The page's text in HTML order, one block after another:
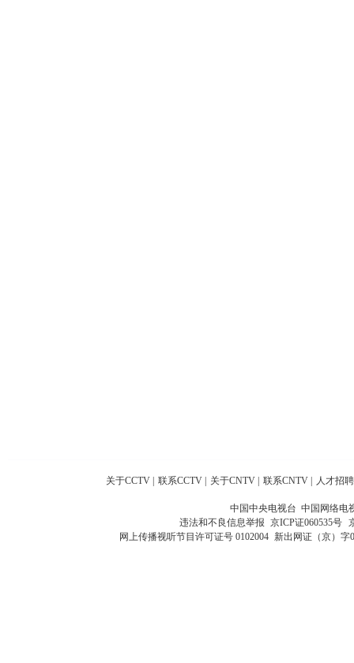
关于CCTV 联系CCTV 关于CNTV 联系CNTV 人才招聘
中国中央电视台 中国网络电
违法和不良信息举报 京ICP证060535号
网上传播视听节目许可证号 0102004 新出网证（京）